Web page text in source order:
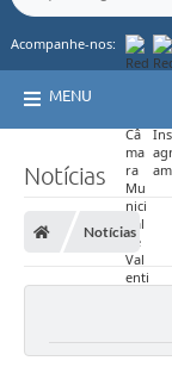
Acompanhe-nos:
MENU
Notícias
Notícias